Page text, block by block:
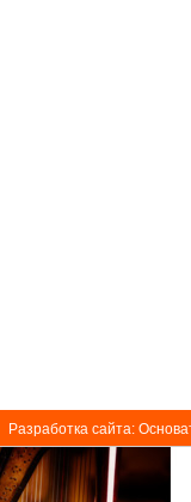
Разработка сайта: